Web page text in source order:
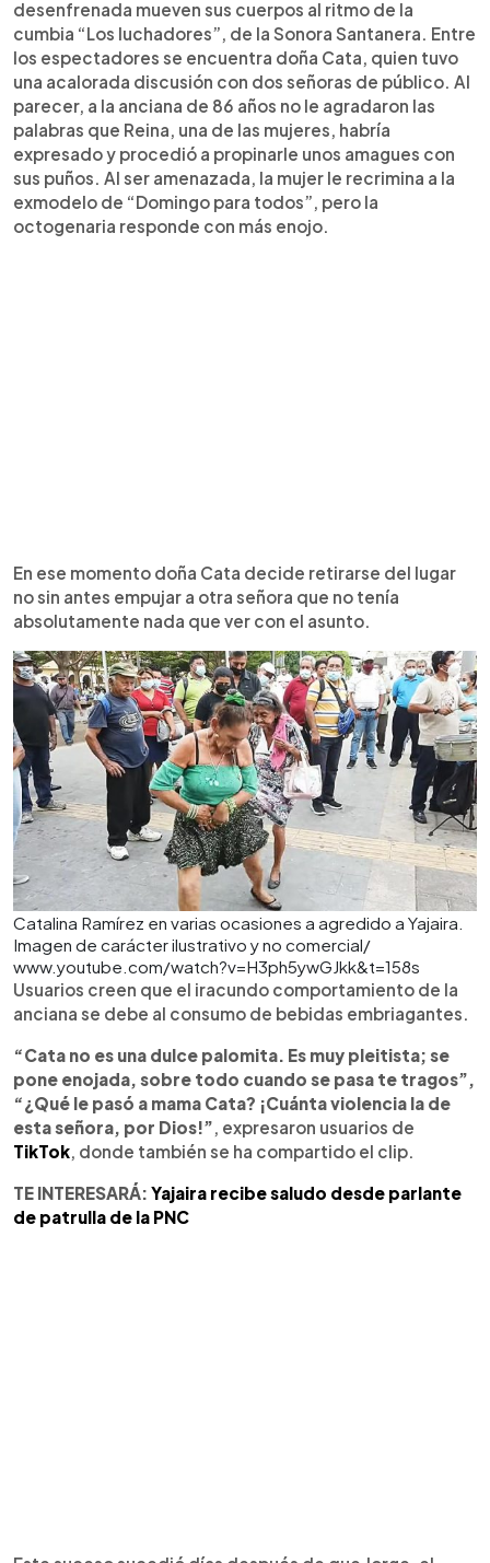
desenfrenada mueven sus cuerpos al ritmo de la
cumbia “Los luchadores”, de la Sonora Santanera. Entre
los espectadores se encuentra doña Cata, quien tuvo
una acalorada discusión con dos señoras de público. Al
parecer, a la anciana de 86 años no le agradaron las
palabras que Reina, una de las mujeres, habría
expresado y procedió a propinarle unos amagues con
sus puños. Al ser amenazada, la mujer le recrimina a la
exmodelo de “Domingo para todos”, pero la
octogenaria responde con más enojo.
En ese momento doña Cata decide retirarse del lugar
no sin antes empujar a otra señora que no tenía
absolutamente nada que ver con el asunto.
Catalina Ramírez en varias ocasiones a agredido a Yajaira.
Imagen de carácter ilustrativo y no comercial/
www.youtube.com/watch?v=H3ph5ywGJkk&t=158s
Usuarios creen que el iracundo comportamiento de la
anciana se debe al consumo de bebidas embriagantes.
“Cata no es una dulce palomita. Es muy pleitista; se
pone enojada, sobre todo cuando se pasa te tragos”,
“¿Qué le pasó a mama Cata? ¡Cuánta violencia la de
esta señora, por Dios!” , expresaron usuarios de
TikTok , donde también se ha compartido el clip.
TE INTERESARÁ: Yajaira recibe saludo desde parlante
de patrulla de la PNC